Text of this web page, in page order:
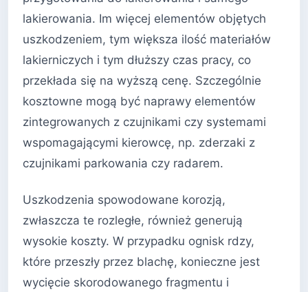
lakierowania. Im więcej elementów objętych
uszkodzeniem, tym większa ilość materiałów
lakierniczych i tym dłuższy czas pracy, co
przekłada się na wyższą cenę. Szczególnie
kosztowne mogą być naprawy elementów
zintegrowanych z czujnikami czy systemami
wspomagającymi kierowcę, np. zderzaki z
czujnikami parkowania czy radarem.
Uszkodzenia spowodowane korozją,
zwłaszcza te rozległe, również generują
wysokie koszty. W przypadku ognisk rdzy,
które przeszły przez blachę, konieczne jest
wycięcie skorodowanego fragmentu i